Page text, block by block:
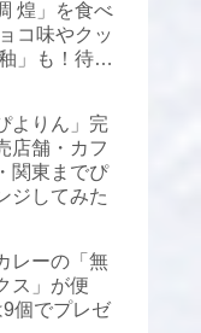
煌」を食べ
コ味やクッ
」も！待ち
は？【菓匠
よりん」完
店舗・カフ
関東までぴ
ジしてみた
レーの「無
ス」が便
個でプレゼ